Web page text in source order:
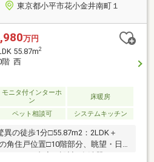
東京都小平市花小金井南町１
万円
55.87m2
階 西
モニタ付インターホ
ン
床暖房
ペット相談可 システムキッチン
の徒歩1分□55.87m2：2LDK＋
角住戸位置□10階部分、眺望・日